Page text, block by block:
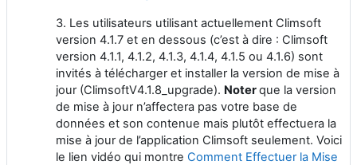
3. Les utilisateurs utilisant actuellement Climsoft
version 4.1.7 et en dessous (c’est à dire : Climsoft
version 4.1.1, 4.1.2, 4.1.3, 4.1.4, 4.1.5 ou 4.1.6) sont
invités à télécharger et installer la version de mise à
jour (ClimsoftV4.1.8_upgrade). Noterque la version
de mise à jour n’affectera pas votre base de
données et son contenue mais plutôt effectuera la
mise à jour de l’application Climsoft seulement. Voici
le lien vidéo qui montre Comment Effectuer la Mise